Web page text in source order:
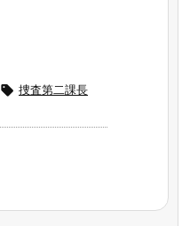
 捜査第二課長